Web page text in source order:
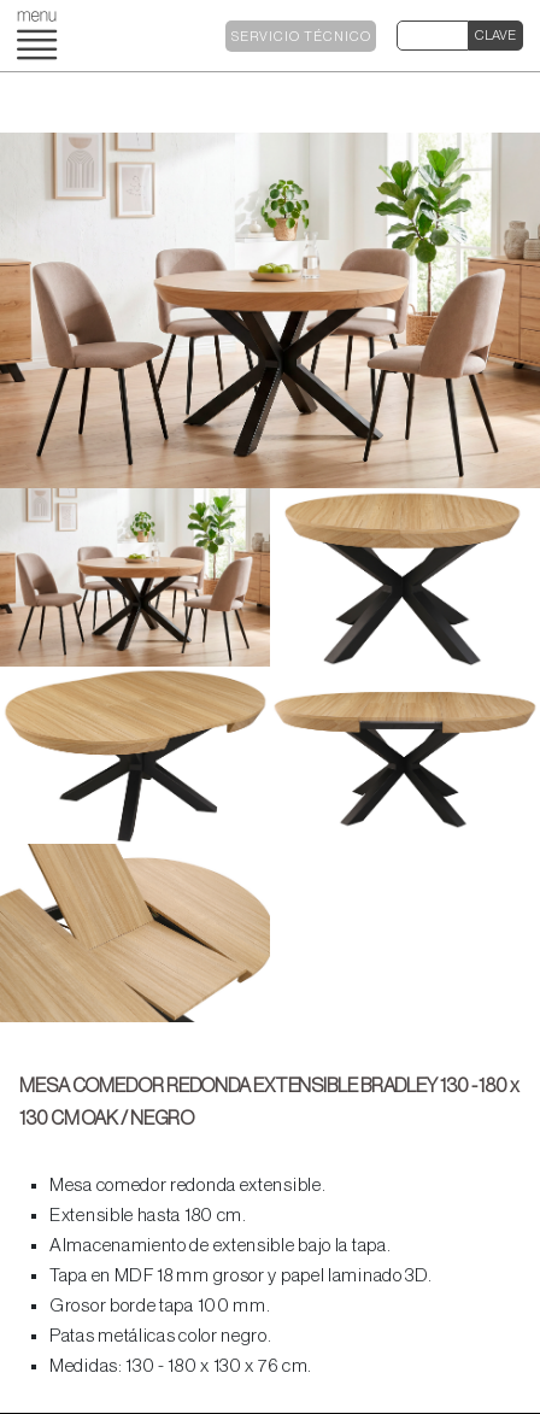
SERVICIO TÉCNICO
MESA COMEDOR REDONDA EXTENSIBLE BRADLEY 130 - 180 x
130 CM OAK / NEGRO
Mesa comedor redonda extensible.
Extensible hasta 180 cm.
Almacenamiento de extensible bajo la tapa.
Tapa en MDF 18 mm grosor y papel laminado 3D.
Grosor borde tapa 100 mm.
Patas metálicas color negro.
Medidas: 130 - 180 x 130 x 76 cm.